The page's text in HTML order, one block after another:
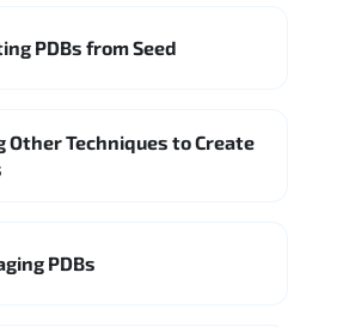
PDBs from Seed
Other Techniques to Create
PDBs